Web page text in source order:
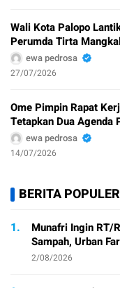
Wali Kota Palopo
Perumda Tirta
ewa pedrosa
27/07/2026
Ome Pimpin Rapat
Tetapkan Dua Agenda
ewa pedrosa
14/07/2026
BERITA POPULER
1.
Munafri Ingin RT/
Sampah, Urban
2/08/2026